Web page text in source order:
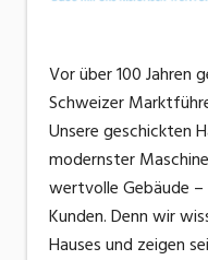
Vor über 100 Jahren
Schweizer
Unsere geschickten
modernster
wertvolle Gebäude
Kunden. Denn wir
Hauses und zeigen